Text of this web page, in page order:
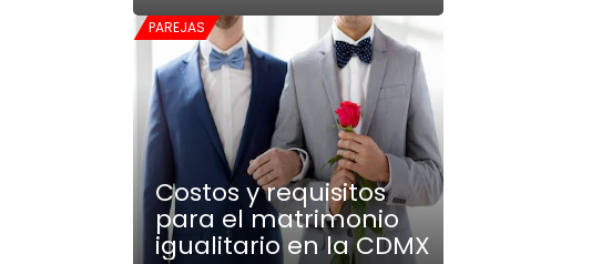
PAREJAS
Costos y requisitos
para el matrimonio
igualitario en la CDMX